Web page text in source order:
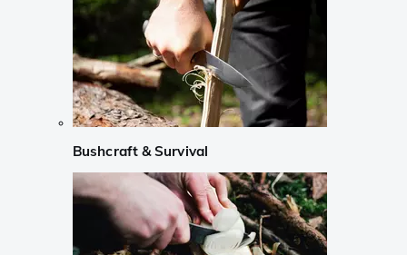
Bushcraft & Survival